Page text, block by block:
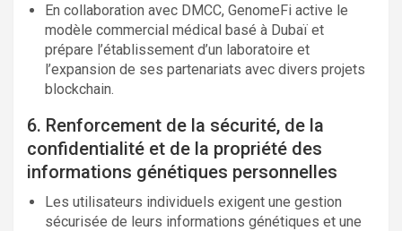
En collaboration avec DMCC, GenomeFi active le
modèle commercial médical basé à Dubaï et
prépare l’établissement d’un laboratoire et
l’expansion de ses partenariats avec divers projets
blockchain.
6. Renforcement de la sécurité, de la
confidentialité et de la propriété des
informations génétiques personnelles
Les utilisateurs individuels exigent une gestion
sécurisée de leurs informations génétiques et une